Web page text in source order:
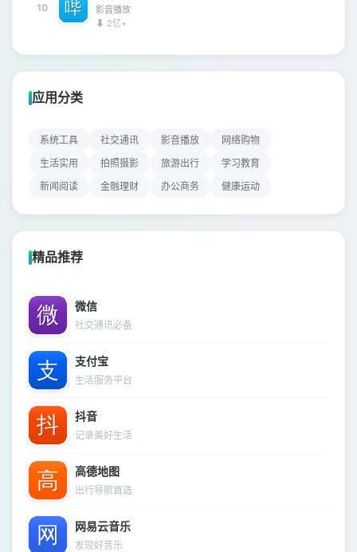
10
影音播放
⬇ 2亿+
应用分类
系统工具 社交通讯 影音播放
网络购物
生活实用
拍照摄影 旅游出行
学习教育
新闻阅读
金融理财 办公商务 健康运动
精品推荐
微信
社交通讯必备
支付宝
生活服务平台
抖音
记录美好生活
高德地图
出行导航首选
网易云音乐
发现好音乐